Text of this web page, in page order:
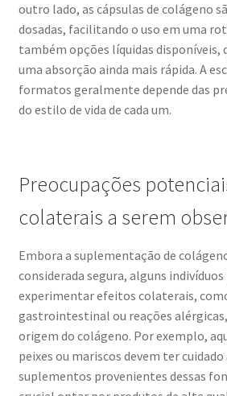
outro lado, as cápsulas de colágeno
dosadas, facilitando o uso em uma
também opções líquidas disponíveis,
uma absorção ainda mais rápida. A
formatos geralmente depende das
do estilo de vida de cada um.
Preocupações
colaterais a serem
Embora a suplementação de
considerada segura, alguns
experimentar efeitos colaterais,
gastrointestinal ou reações
origem do colágeno. Por exemplo,
peixes ou mariscos devem ter
suplementos provenientes dessas